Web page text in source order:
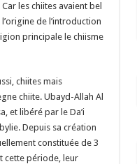
les chiites avaient bel
de l’introduction
principale le chiisme
chiites mais
chiite. Ubayd-Allah Al
et libéré par le Da’i
Depuis sa création
constituée de 3
cette période, leur